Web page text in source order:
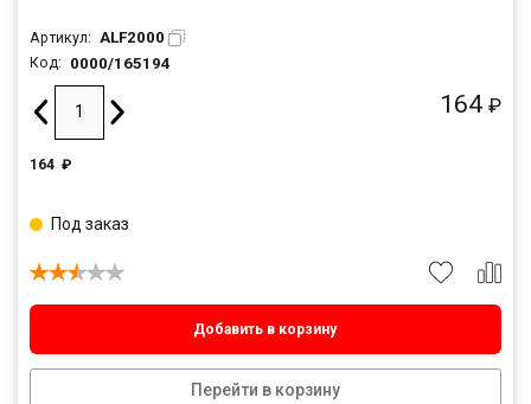
Артикул: ALF2000
Код: 0000/165194
164 ₽
164 ₽
Добавить в корзину
Перейти в корзину
Под заказ